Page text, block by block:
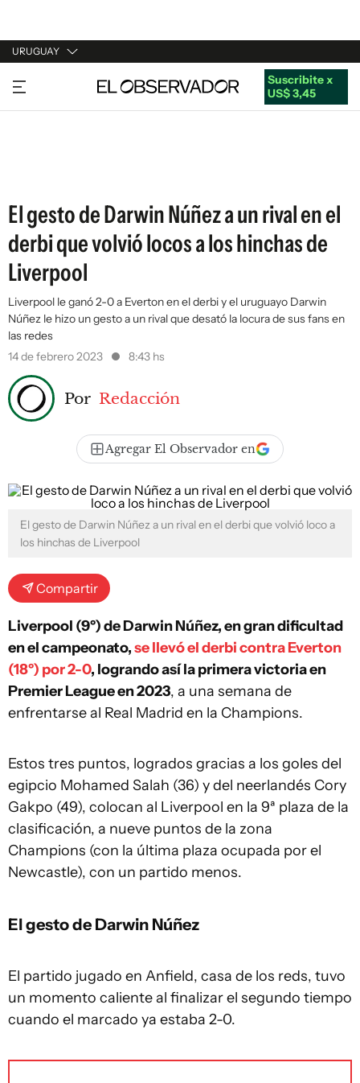
URUGUAY
URUGUAY
ARGENTINA
Suscribite x
US$ 3,45
El gesto de Darwin Núñez a un rival en el
derbi que volvió locos a los hinchas de
Liverpool
Liverpool le ganó 2-0 a Everton en el derbi y el uruguayo Darwin
Núñez le hizo un gesto a un rival que desató la locura de sus fans en
las redes
14 de febrero 2023
8:43 hs
Por Redacción
Agregar El Observador en
El gesto de Darwin Núñez a un rival en el derbi que volvió loco a
los hinchas de Liverpool
Compartir
Liverpool (9º) de Darwin Núñez, en gran dificultad
en el campeonato,se llevó el derbi contra Everton
(18º) por 2-0, logrando así la primera victoria en
Premier League en 2023, a una semana de
enfrentarse al Real Madrid en la Champions.
Estos tres puntos, logrados gracias a los goles del
egipcio Mohamed Salah (36) y del neerlandés Cory
Gakpo (49), colocan al Liverpool en la 9ª plaza de la
clasificación, a nueve puntos de la zona
Champions (con la última plaza ocupada por el
Newcastle), con un partido menos.
El gesto de Darwin Núñez
El partido jugado en Anfield, casa de los reds, tuvo
un momento caliente al finalizar el segundo tiempo
cuando el marcado ya estaba 2-0.